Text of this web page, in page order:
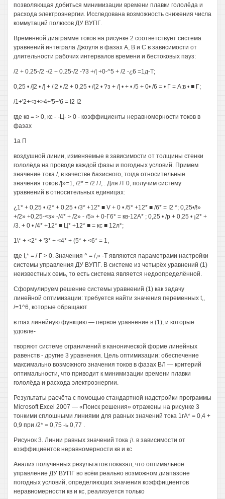
позволяющая добиться минимизации времени плавки гололёда и
расхода электроэнергии. Исследована возможность снижения числа
коммутаций полюсов ДУ ВУПГ.
Временной диаграмме токов на рисунке 2 соответствует система
уравнений интеграла Джоуля в фазах А, В и С в зависимости от
длительности рабочих интервалов времени и бестоковых пауз:
/2 + 0.25-/2 -/2 + 0.25-/2 -?3 +/| +0-^5 + /2 -¿6 =1д-Т;
0,25 • /]2 • /] + /|2 • /2 + 0,25 • /(2 • ?з + /| • + • /5 + 0• /6 = • Г = А:в • ■ Г;
/1+'2+<з+>4+'5+'б = I2 I2
где кв = > 0, кс - -Ц- > 0 - коэффициенты неравномерности токов в
фазах
1а П
воздушной линии, изменяемые в зависимости от толщины стенки
гололёда на проводе каждой фазы и погодных условий. Примем
значение тока /, в качестве базисного, тогда относительные
значения токов /|»=1, /2* = /2 / /, . Для /Т 0, получим систему
уравнений в относительных единицах:
¿1* + 0,25 • /2* + 0,25 • /3* +12* ■ V + 0 • /5* +12* ■ /б* = I2 *; 0,25•/!»
+/2» +0,25-<з» -/4* + /2» - /5» + 0-Г6* = кв-12А* ; 0,25 • /р + 0,25 • ¡2* +
/3. + 0 • /4* +12* ■ Ц* +12* ■ = кс ■ 12л*;
1\* + <2* + '3* + <4* + (5* + <6* = 1,
где I,* = / Г > 0. Значения ^ = /,» -Т являются параметрами настройки
системы управления ДУ ВУПГ. В системе из четырёх уравнений (1)
неизвестных семь, то есть система является недоопределённой.
Сформулируем решение системы уравнений (1) как задачу
линейной оптимизации: требуется найти значения переменных t,,
/=1^6, которые обращают
в max линейную функцию — первое уравнение в (1), и которые
удовле-
творяют системе ограничений в канонической форме линейных
равенств - другие 3 уравнения. Цель оптимизации: обеспечение
максимально возможного значения токов в фазах ВЛ — критерий
оптимальности, что приводит к минимизации времени плавки
гололёда и расхода электроэнергии.
Результаты расчёта с помощью стандартной надстройки программы
Microsoft Excel 2007 — «Поиск решения» отражены на рисунке 3
тонкими сплошными линиями для равных значений тока 1гА* = 0,4 +
0,9 при /2* = 0,75 -ь 0,77 .
Рисунок 3. Линии равных значений тока ¡\. в зависимости от
коэффициентов неравномерности кв и кс
Анализ полученных результатов показал, что оптимальное
управление ДУ ВУПГ во всём реально возможном диапазоне
погодных условий, определяющих значения коэффициентов
неравномерности кв и кс, реализуется только